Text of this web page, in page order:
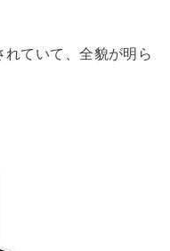
ていて、全貌が明ら